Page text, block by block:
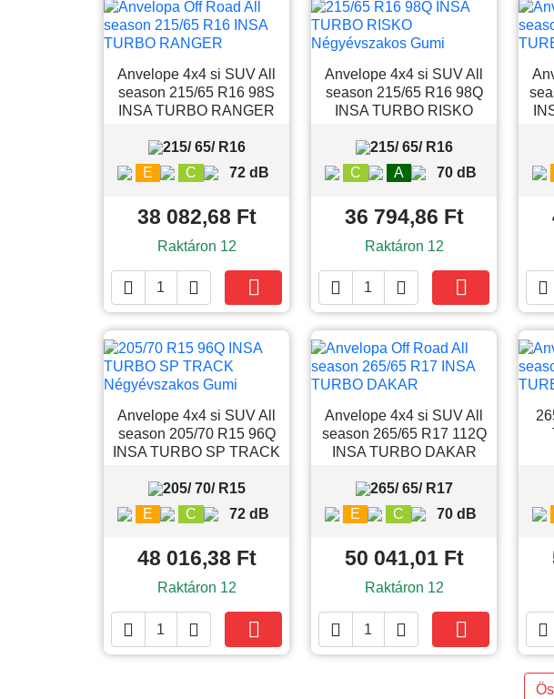
Anvelope 4x4 si SUV All
season 215/65 R16 98S
INSA TURBO RANGER
215/ 65/ R16
E
C 72 dB
38 082,68 Ft
Raktáron 12
  
Anvelope 4x4 si SUV All
season 215/65 R16 98Q
INSA TURBO RISKO
215/ 65/ R16
C
A 70 dB
36 794,86 Ft
Raktáron 12
   
Anvelope 4x4 si SUV All
season 205/70 R15 96Q
INSA TURBO SP TRACK
205/ 70/ R15
E
C 72 dB
48 016,38 Ft
Raktáron 12
  
Anvelope 4x4 si SUV All
season 265/65 R17 112Q
INSA TURBO DAKAR
265/ 65/ R17
E
C 70 dB
50 041,01 Ft
Raktáron 12
   